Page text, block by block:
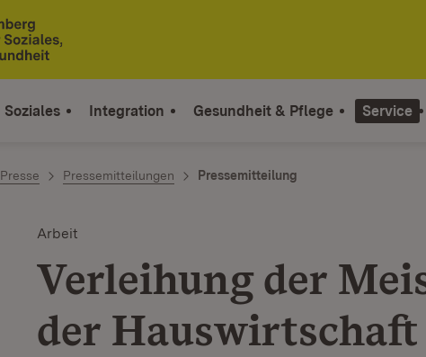
Soziales Integration Gesundheit & Pflege Service
Presse Pressemitteilungen Pressemitteilung
Arbeit
Verleihung der
der Hauswirtschaft